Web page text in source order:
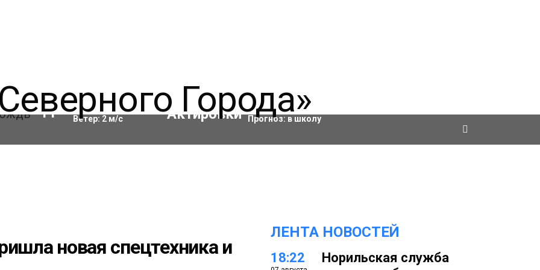
11°C Влажность:94%
Ветер: 2м/с
Актировки
Прогноз: в школу
новая спецтехника и
ЛЕНТА НОВОСТЕЙ
18:22
Норильская служба